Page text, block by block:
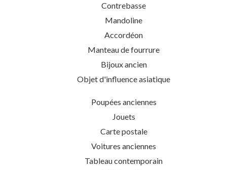
Contrebasse
Mandoline
Accordéon
Manteau de fourrure
Bijoux ancien
Objet d'influence asiatique
Poupées anciennes
Jouets
Carte postale
Voitures anciennes
Tableau contemporain